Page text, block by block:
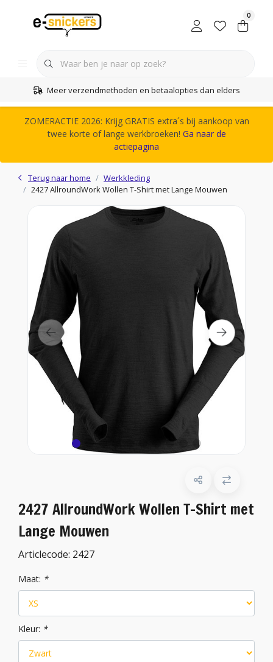
0
Meer verzendmethoden en betaalopties dan elders
ZOMERACTIE 2026: Krijg GRATIS extra´s bij aankoop van
twee korte of lange werkbroeken! Ga naar de
actiepagina
Terug naar home
Werkkleding
2427 AllroundWork Wollen T-Shirt met Lange Mouwen
2427 AllroundWork Wollen T-Shirt met
Lange Mouwen
Articlecode: 2427
Maat: *
Kleur: *